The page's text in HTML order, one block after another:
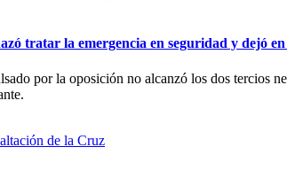
tratar la emergencia en seguridad y dejó
por la oposición no alcanzó los dos tercios